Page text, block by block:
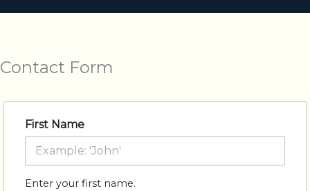
Contact Form
First Name
Enter your first name.